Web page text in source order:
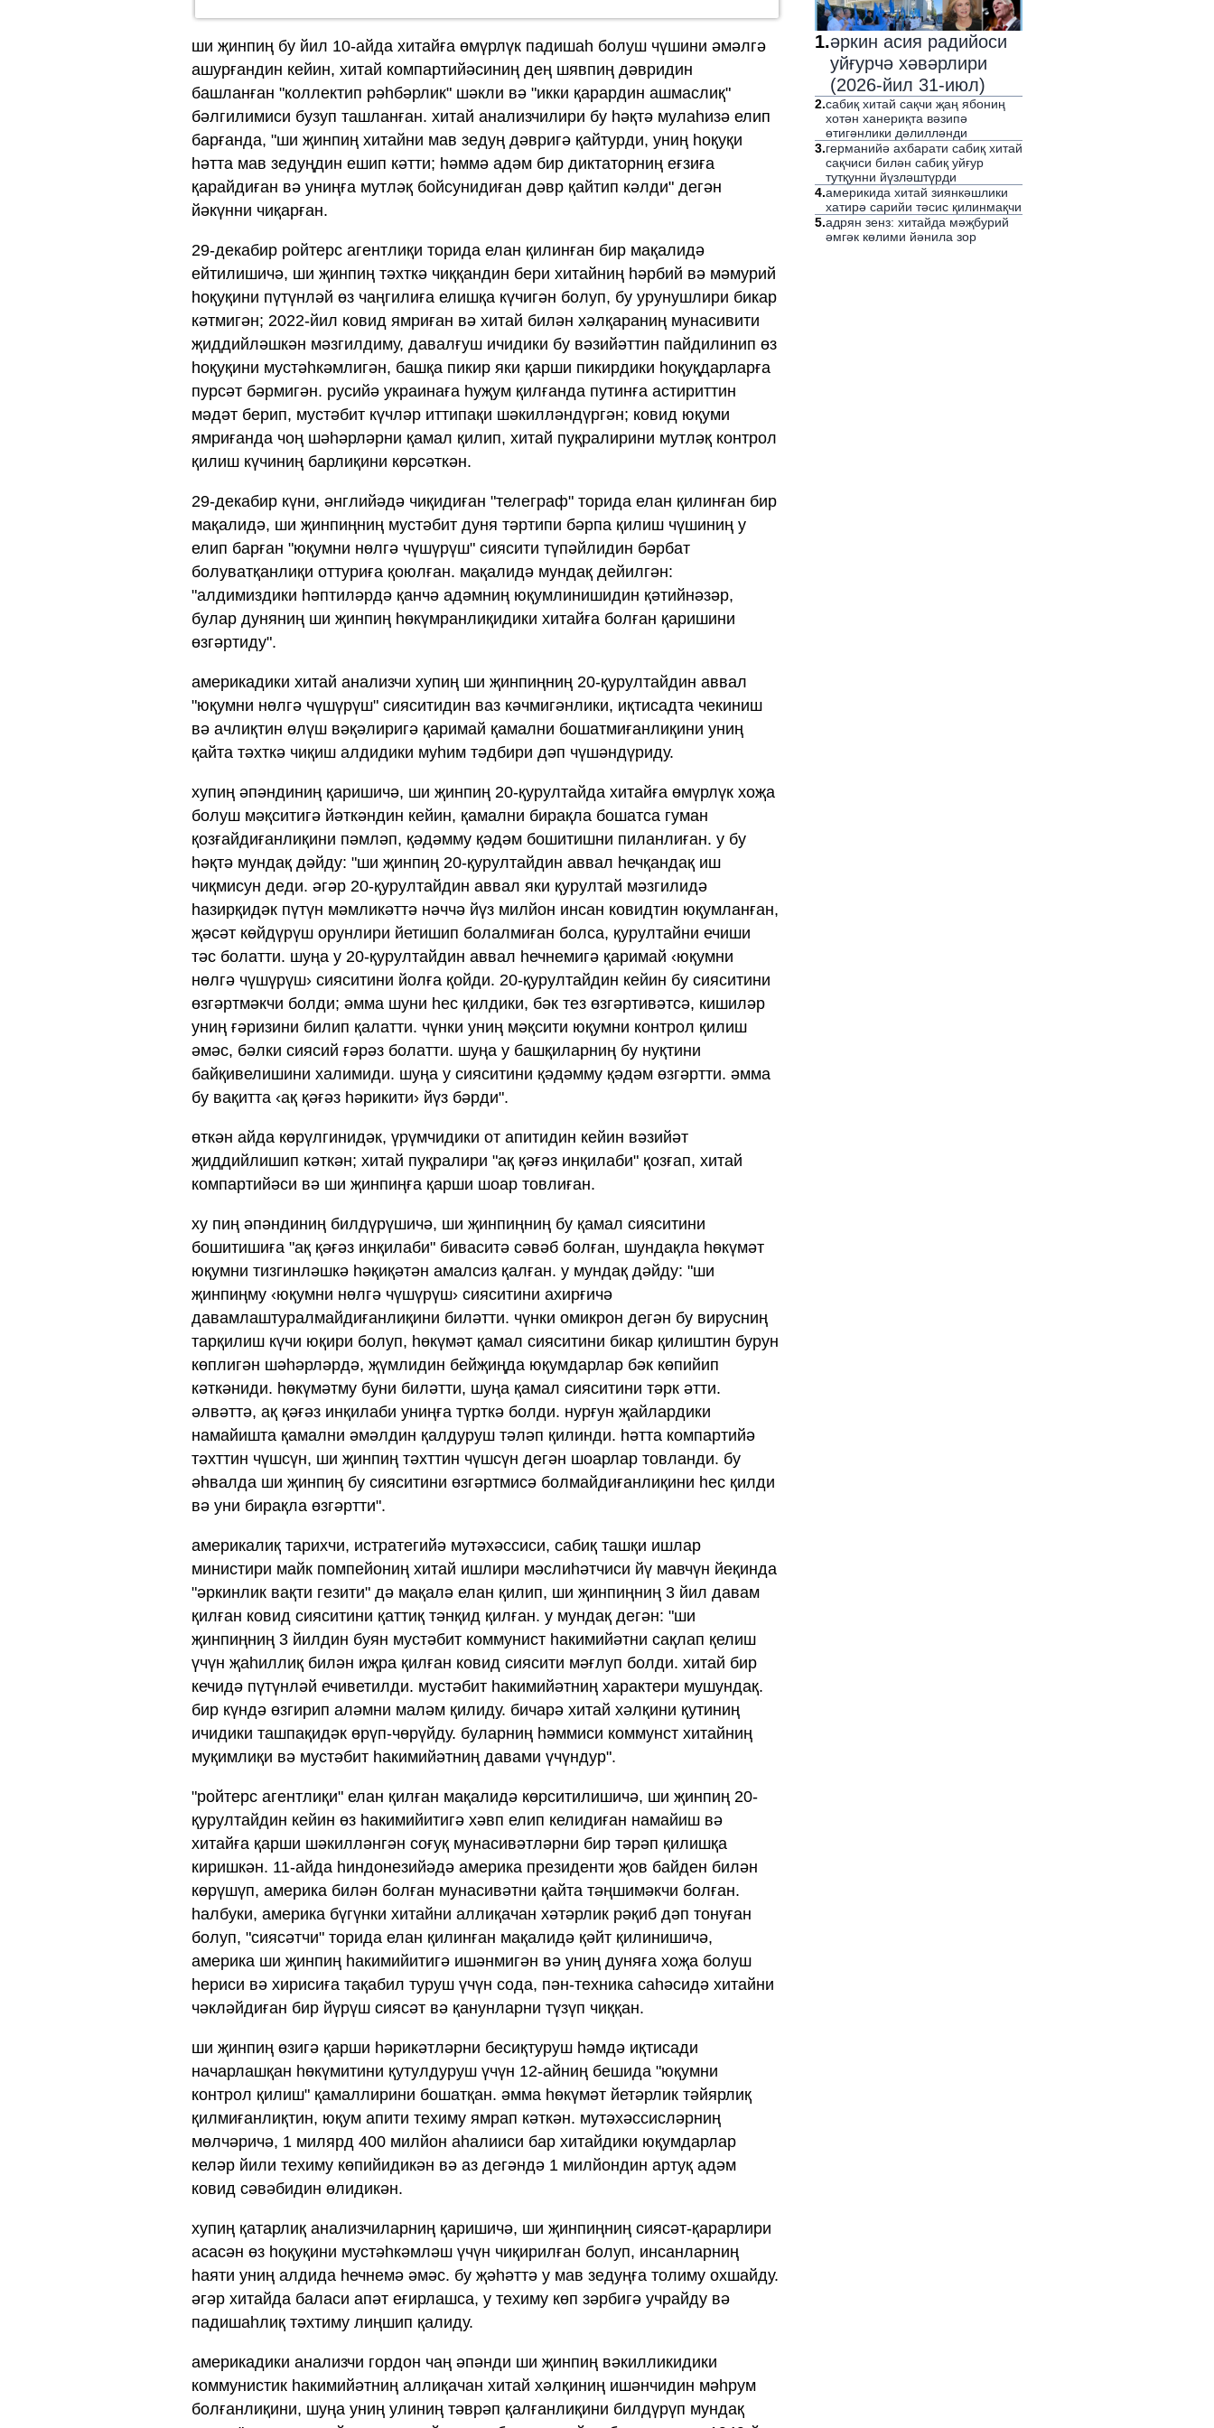
ши җинпиң бу йил 10-айда хитайға өмүрлүк падишаһ болуш чүшини әмәлгә
ашурғандин кейин, хитай компартийәсиниң дең шявпиң дәвридин
башланған "коллектип рәһбәрлик" шәкли вә "икки қарардин ашмаслиқ"
бәлгилимиси бузуп ташланған. хитай анализчилири бу һәқтә мулаһизә елип
барғанда, "ши җинпиң хитайни мав зедуң дәвригә қайтурди, униң һоқуқи
һәтта мав зедуңдин ешип кәтти; һәммә адәм бир диктаторниң еғзиға
қарайдиған вә униңға мутләқ бойсунидиған дәвр қайтип кәлди" дегән
йәкүнни чиқарған.
29-декабир ройтерс агентлиқи торида елан қилинған бир мақалидә
ейтилишичә, ши җинпиң тәхткә чиққандин бери хитайниң һәрбий вә мәмурий
һоқуқини пүтүнләй өз чаңгилиға елишқа күчигән болуп, бу урунушлири бикар
кәтмигән; 2022-йил ковид ямриған вә хитай билән хәлқараниң мунасивити
җиддийләшкән мәзгилдиму, давалғуш ичидики бу вәзийәттин пайдилинип өз
һоқуқини мустәһкәмлигән, башқа пикир яки қарши пикирдики һоқуқдарларға
пурсәт бәрмигән. русийә украинаға һуҗум қилғанда путинға астириттин
мәдәт берип, мустәбит күчләр иттипақи шәкилләндүргән; ковид юқуми
ямриғанда чоң шәһәрләрни қамал қилип, хитай пуқралирини мутләқ контрол
қилиш күчиниң барлиқини көрсәткән.
29-декабир күни, әнглийәдә чиқидиған "телеграф" торида елан қилинған бир
мақалидә, ши җинпиңниң мустәбит дуня тәртипи бәрпа қилиш чүшиниң у
елип барған "юқумни нөлгә чүшүрүш" сиясити түпәйлидин бәрбат
болуватқанлиқи оттуриға қоюлған. мақалидә мундақ дейилгән:
"алдимиздики һәптиләрдә қанчә адәмниң юқумлинишидин қәтийнәзәр,
булар дуняниң ши җинпиң һөкүмранлиқидики хитайға болған қаришини
өзгәртиду".
америкадики хитай анализчи хупиң ши җинпиңниң 20-қурултайдин аввал
"юқумни нөлгә чүшүрүш" сияситидин ваз кәчмигәнлики, иқтисадта чекиниш
вә ачлиқтин өлүш вәқәлиригә қаримай қамални бошатмиғанлиқини униң
қайта тәхткә чиқиш алдидики муһим тәдбири дәп чүшәндүриду.
хупиң әпәндиниң қаришичә, ши җинпиң 20-қурултайда хитайға өмүрлүк хоҗа
болуш мәқситигә йәткәндин кейин, қамални бирақла бошатса гуман
қозғайдиғанлиқини пәмләп, қәдәмму қәдәм бошитишни пиланлиған. у бу
һәқтә мундақ дәйду: "ши җинпиң 20-қурултайдин аввал һечқандақ иш
чиқмисун деди. әгәр 20-қурултайдин аввал яки қурултай мәзгилидә
һазирқидәк пүтүн мәмликәттә нәччә йүз милйон инсан ковидтин юқумланған,
җәсәт көйдүрүш орунлири йетишип болалмиған болса, қурултайни ечиши
тәс болатти. шуңа у 20-қурултайдин аввал һечнемигә қаримай ‹юқумни
нөлгә чүшүрүш› сияситини йолға қойди. 20-қурултайдин кейин бу сияситини
өзгәртмәкчи болди; әмма шуни һес қилдики, бәк тез өзгәртивәтсә, кишиләр
униң ғәризини билип қалатти. чүнки униң мәқсити юқумни контрол қилиш
әмәс, бәлки сиясий ғәрәз болатти. шуңа у башқиларниң бу нуқтини
байқивелишини халимиди. шуңа у сияситини қәдәмму қәдәм өзгәртти. әмма
бу вақитта ‹ақ қәғәз һәрикити› йүз бәрди".
өткән айда көрүлгинидәк, үрүмчидики от апитидин кейин вәзийәт
җиддийлишип кәткән; хитай пуқралири "ақ қәғәз инқилаби" қозғап, хитай
компартийәси вә ши җинпиңға қарши шоар товлиған.
ху пиң әпәндиниң билдүрүшичә, ши җинпиңниң бу қамал сияситини
бошитишиға "ақ қәғәз инқилаби" биваситә сәвәб болған, шундақла һөкүмәт
юқумни тизгинләшкә һәқиқәтән амалсиз қалған. у мундақ дәйду: "ши
җинпиңму ‹юқумни нөлгә чүшүрүш› сияситини ахирғичә
давамлаштуралмайдиғанлиқини биләтти. чүнки омикрон дегән бу вирусниң
тарқилиш күчи юқири болуп, һөкүмәт қамал сияситини бикар қилиштин бурун
көплигән шәһәрләрдә, җүмлидин бейҗиңда юқумдарлар бәк көпийип
кәткәниди. һөкүмәтму буни биләтти, шуңа қамал сияситини тәрк әтти.
әлвәттә, ақ қәғәз инқилаби униңға түрткә болди. нурғун җайлардики
намайишта қамални әмәлдин қалдуруш тәләп қилинди. һәтта компартийә
тәхттин чүшсүн, ши җинпиң тәхттин чүшсүн дегән шоарлар товланди. бу
әһвалда ши җинпиң бу сияситини өзгәртмисә болмайдиғанлиқини һес қилди
вә уни бирақла өзгәртти".
америкалиқ тарихчи, истратегийә мутәхәссиси, сабиқ ташқи ишлар
министири майк помпейониң хитай ишлири мәслиһәтчиси йү мавчүн йеқинда
"әркинлик вақти гезити" дә мақалә елан қилип, ши җинпиңниң 3 йил давам
қилған ковид сияситини қаттиқ тәнқид қилған. у мундақ дегән: "ши
җинпиңниң 3 йилдин буян мустәбит коммунист һакимийәтни сақлап қелиш
үчүн җаһиллиқ билән иҗра қилған ковид сиясити мәғлуп болди. хитай бир
кечидә пүтүнләй ечиветилди. мустәбит һакимийәтниң характери мушундақ.
бир күндә өзгирип аләмни маләм қилиду. бичарә хитай хәлқини қутиниң
ичидики ташпақидәк өрүп-чөрүйду. буларниң һәммиси коммунст хитайниң
муқимлиқи вә мустәбит һакимийәтниң давами үчүндур".
"ройтерс агентлиқи" елан қилған мақалидә көрситилишичә, ши җинпиң 20-
қурултайдин кейин өз һакимийитигә хәвп елип келидиған намайиш вә
хитайға қарши шәкилләнгән соғуқ мунасивәтләрни бир тәрәп қилишқа
киришкән. 11-айда һиндонезийәдә америка президенти җов байден билән
көрүшүп, америка билән болған мунасивәтни қайта тәңшимәкчи болған.
һалбуки, америка бүгүнки хитайни аллиқачан хәтәрлик рәқиб дәп тонуған
болуп, "сиясәтчи" торида елан қилинған мақалидә қәйт қилинишичә,
америка ши җинпиң һакимийитигә ишәнмигән вә униң дуняға хоҗа болуш
һериси вә хирисиға тақабил туруш үчүн сода, пән-техника саһәсидә хитайни
чәкләйдиған бир йүрүш сиясәт вә қанунларни түзүп чиққан.
ши җинпиң өзигә қарши һәрикәтләрни бесиқтуруш һәмдә иқтисади
начарлашқан һөкүмитини қутулдуруш үчүн 12-айниң бешида "юқумни
контрол қилиш" қамаллирини бошатқан. әмма һөкүмәт йетәрлик тәйярлиқ
қилмиғанлиқтин, юқум апити техиму ямрап кәткән. мутәхәссисләрниң
мөлчәричә, 1 милярд 400 милйон аһалииси бар хитайдики юқумдарлар
келәр йили техиму көпийидикән вә аз дегәндә 1 милйондин артуқ адәм
ковид сәвәбидин өлидикән.
хупиң қатарлиқ анализчиларниң қаришичә, ши җинпиңниң сиясәт-қарарлири
асасән өз һоқуқини мустәһкәмләш үчүн чиқирилған болуп, инсанларниң
һаяти униң алдида һечнемә әмәс. бу җәһәттә у мав зедуңға толиму охшайду.
әгәр хитайда баласи апәт еғирлашса, у техиму көп зәрбигә учрайду вә
падишаһлиқ тәхтиму лиңшип қалиду.
америкадики анализчи гордон чаң әпәнди ши җинпиң вәкилликидики
коммунистик һакимийәтниң аллиқачан хитай хәлқиниң ишәнчидин мәһрум
болғанлиқини, шуңа униң улиниң тәврәп қалғанлиқини билдүрүп мундақ
1.әркин асия радийоси
уйғурчә хәвәрлири
(2026-йил 31-июл)
2.сабиқ хитай сақчи җаң ябониң
хотән ханериқта вәзипә
өтигәнлики дәлилләнди
3.германийә ахбарати сабиқ хитай
сақчиси билән сабиқ уйғур
тутқунни йүзләштүрди
4.америкида хитай зиянкәшлики
хатирә сарийи тәсис қилинмақчи
5.адрян зенз: хитайда мәҗбурий
әмгәк көлими йәнила зор